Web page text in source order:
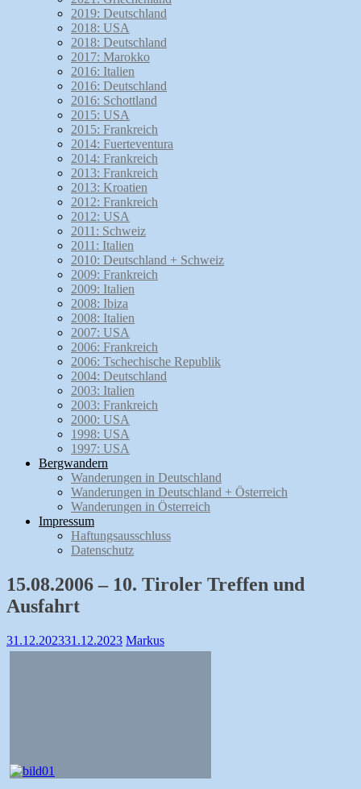
2019: Deutschland
2018: USA
2018: Deutschland
2017: Marokko
2016: Italien
2016: Deutschland
2016: Schottland
2015: USA
2015: Frankreich
2014: Fuerteventura
2014: Frankreich
2013: Frankreich
2013: Kroatien
2012: Frankreich
2012: USA
2011: Schweiz
2011: Italien
2010: Deutschland + Schweiz
2009: Frankreich
2009: Italien
2008: Ibiza
2008: Italien
2007: USA
2006: Frankreich
2006: Tschechische Republik
2004: Deutschland
2003: Italien
2003: Frankreich
2000: USA
1998: USA
1997: USA
Bergwandern
Wanderungen in Deutschland
Wanderungen in Deutschland + Österreich
Wanderungen in Österreich
Impressum
Haftungsausschluss
Datenschutz
15.08.2006 – 10. Tiroler Treffen und
Ausfahrt
31.12.202331.12.2023 Markus